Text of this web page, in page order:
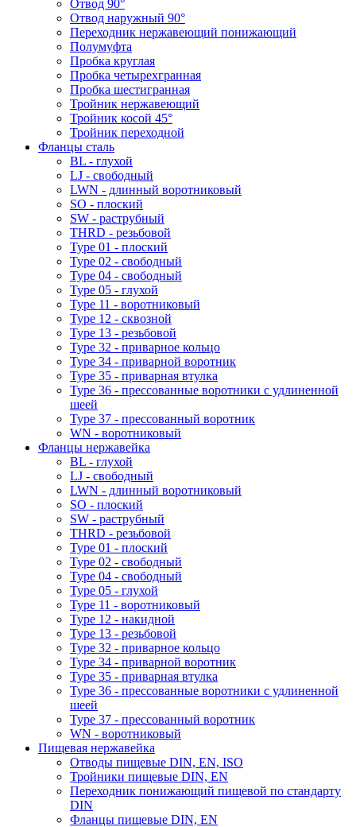
Отвод 90°
Отвод наружный 90°
Переходник нержавеющий понижающий
Полумуфта
Пробка круглая
Пробка четырехгранная
Пробка шестигранная
Тройник нержавеющий
Тройник косой 45°
Тройник переходной
Фланцы сталь
BL - глухой
LJ - свободный
LWN - длинный воротниковый
SO - плоский
SW - раструбный
THRD - резьбовой
Type 01 - плоский
Type 02 - свободный
Type 04 - свободный
Type 05 - глухой
Type 11 - воротниковый
Type 12 - сквозной
Type 13 - резьбовой
Type 32 - приварное кольцо
Type 34 - приварной воротник
Type 35 - приварная втулка
Type 36 - прессованные воротники с удлиненной
шеей
Type 37 - прессованный воротник
WN - воротниковый
Фланцы нержавейка
BL - глухой
LJ - свободный
LWN - длинный воротниковый
SO - плоский
SW - раструбный
THRD - резьбовой
Type 01 - плоский
Type 02 - свободный
Type 04 - свободный
Type 05 - глухой
Type 11 - воротниковый
Type 12 - накидной
Type 13 - резьбовой
Type 32 - приварное кольцо
Type 34 - приварной воротник
Type 35 - приварная втулка
Type 36 - прессованные воротники с удлиненной
шеей
Type 37 - прессованный воротник
WN - воротниковый
Пищевая нержавейка
Отводы пищевые DIN, EN, ISO
Тройники пищевые DIN, EN
Переходник понижающий пищевой по стандарту
DIN
Фланцы пищевые DIN, EN